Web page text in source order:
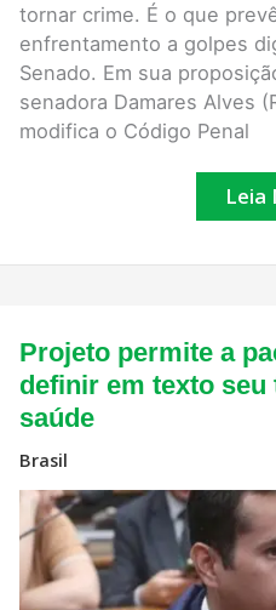
tornar crime. É o que
enfrentamento a golpes
Senado. Em sua
senadora Damares Alves
modifica o Código Penal
Leia
Projeto permite a
definir em texto seu
saúde
Brasil
a
seu
de